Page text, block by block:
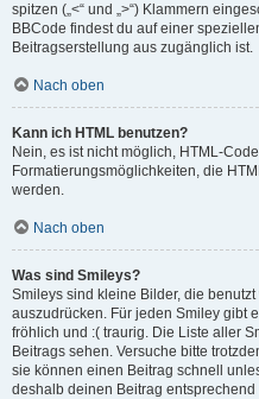
spitzen („<“ und „>“) Klammern
BBCode findest du auf einer
Beitragserstellung aus zugänglich ist.
Nach oben
Kann ich HTML benutzen?
Nein, es ist nicht möglich, HTML-
Formatierungsmöglichkeiten, die
werden.
Nach oben
Was sind Smileys?
Smileys sind kleine Bilder, die
auszudrücken. Für jeden Smiley gibt
fröhlich und :( traurig. Die Liste aller
Beitrags sehen. Versuche bitte
sie können einen Beitrag schnell
deshalb deinen Beitrag